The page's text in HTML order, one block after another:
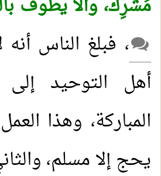
مُشرِك، وألا يطوفَ
، فبلغ الناس
أهل التوحيد إلى
المباركة، وهذا
يحج إلا مسلم،